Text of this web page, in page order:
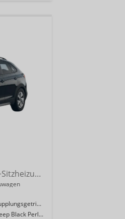
Trend 115PS DSG AppConnect+Sitzheizung+PDC+Alu16+LED+DAB+FrontAssist
Doppelkupplungsgetriebe (DSG)
[2T2T] Deep Black Perleffekt